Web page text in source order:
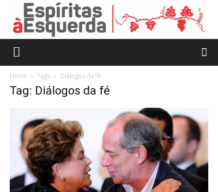
Home Tags Diálogos da fé
Tag: Diálogos da fé